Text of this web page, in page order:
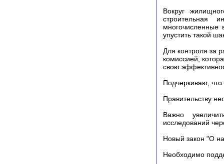
Вокруг
строительная
упустить такой
Для контроля за
комиссией,
свою
Подчеркиваю,
Правительству
Важно
исследований
Новый закон "О
Необходимо